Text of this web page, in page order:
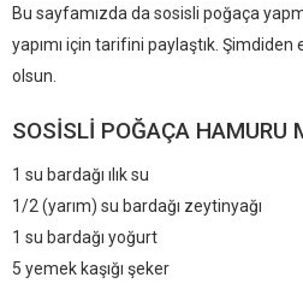
Bu sayfamızda da sosisli poğaça
yapımı için tarifini paylaştık.
olsun.
SOSISLI POĞAÇA HAMURU
1 su bardağı ılık su
1/2 (yarım) su bardağı zeytinyağı
1 su bardağı yoğurt
5 yemek kaşığı şeker